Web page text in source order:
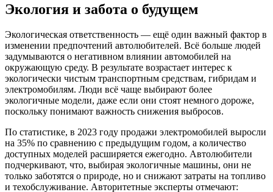
Экология и забота о будущем
Экологическая ответственность — ещё один важный фактор в
изменении предпочтений автолюбителей. Всё больше людей
задумываются о негативном влиянии автомобилей на
окружающую среду. В результате возрастает интерес к
экологически чистым транспортным средствам, гибридам и
электромобилям. Люди всё чаще выбирают более
экологичные модели, даже если они стоят немного дороже,
поскольку понимают важность снижения выбросов.
По статистике, в 2023 году продажи электромобилей выросли
на 35% по сравнению с предыдущим годом, а количество
доступных моделей расширяется ежегодно. Автолюбители
подчеркивают, что, выбирая экологичные машины, они не
только заботятся о природе, но и снижают затраты на топливо
и техобслуживание. Авторитетные эксперты отмечают: